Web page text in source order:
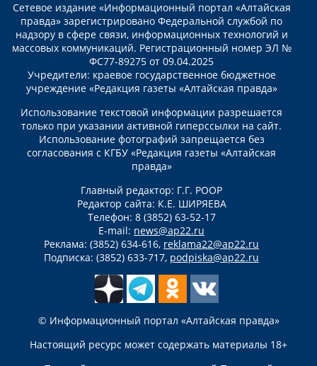
Сетевое издание «Информационный портал «Алтайская
правда» зарегистрировано Федеральной службой по
надзору в сфере связи, информационных технологий и
массовых коммуникаций. Регистрационный номер ЭЛ №
ФС77-89275 от 09.04.2025
Учредители: краевое государственное бюджетное
учреждение «Редакция газеты «Алтайская правда»
Использование текстовой информации разрешается
только при указании активной гиперссылки на сайт.
Использование фотографий запрещается без
согласования с КГБУ «Редакция газеты «Алтайская
правда»
Главный редактор: Г.Г. РООР
Редактор сайта: К.Е. ШИРЯЕВА
Телефон: 8 (3852) 63-52-17
E-mail: news@ap22.ru
Реклама: (3852) 634-616, reklama22@ap22.ru
Подписка: (3852) 633-717, podpiska@ap22.ru
© Информационный портал «Алтайская правда»
Настоящий ресурс может содержать материалы 18+